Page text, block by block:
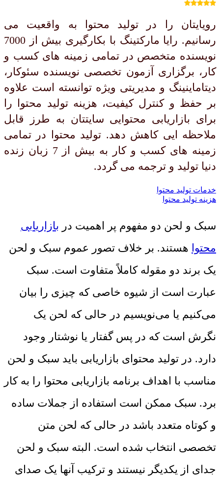
رویایتان را در تولید محتوا به واقعیت می
رسانیم. رایا مارکتینگ با بکارگیری بیش از 7000
نویسنده متخصص در تمامی زمینه های کسب و
کار، برگزاری آزمون تخصصی نویسنده سئوکار،
دیتاماینینگ و مدیریتی ویژه توانسته است علاوه
بر حفظ و کنترل کیفیت، هزینه تولید محتوا را
برای بازاریابی محتوایی سایتتان به طرز قابل
ملاحظه ایی کاهش دهد. تولید محتوا در تمامی
زمینه های کسب و کار به بیش از 7 زبان زنده
دنیا تولید و ترجمه می گردد.
خدمات تولید محتوا
هزینه تولید محتوا
سبک و لحن دو مفهوم پر اهمیت در بازاریابی
محتوا هستند. بر خلاف تصور عموم سبک و لحن
یک برند دو مقوله کاملاً متفاوت است. سبک
عبارت است از شیوه خاصی که چیزی را بیان
می‌کنیم یا می‌نویسیم در حالی که لحن یک
نگرش است که در پس گفتار یا نوشتار وجود
دارد. در تولید محتوای بازاریابی باید سبک و لحن
مناسب با اهداف برنامه بازاریابی محتوا را به کار
برد. سبک ممکن است استفاده از جملات ساده
و کوتاه متعدد باشد در حالی که لحن متن
تخصصی انتخاب شده است. البته سبک و لحن
جدای از یکدیگر نیستند و ترکیب آنها یک صدای